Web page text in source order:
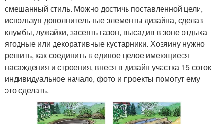
смешанный стиль. Можно достичь поставленной цели,
используя дополнительные элементы дизайна, сделав
клумбы, лужайки, засеять газон, высадив в зоне отдыха
ягодные или декоративные кустарники. Хозяину нужно
решить, как соединить в единое целое имеющиеся
насаждения и строения, внеся в дизайн участка 15 соток
индивидуальное начало, фото и проекты помогут ему
это сделать.